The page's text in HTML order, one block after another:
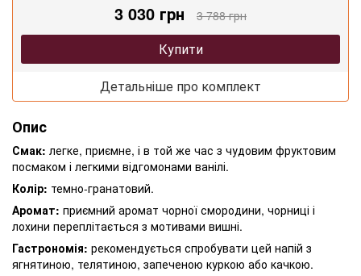
3 030 грн 3 788 грн
Купити
Детальніше про комплект
Опис
Смак: легке, приємне, і в той же час з чудовим фруктовим
посмаком і легкими відгомонами ванілі.
Колір: темно-гранатовий.
Аромат: приємний аромат чорної смородини, чорниці і
лохини переплітається з мотивами вишні.
Гастрономія: рекомендується спробувати цей напій з
ягнятиною, телятиною, запеченою куркою або качкою.